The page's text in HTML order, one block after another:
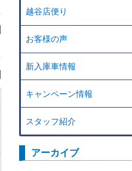
越谷店便り
お客様の声
新入庫車情報
キャンペーン情報
スタッフ紹介
アーカイブ